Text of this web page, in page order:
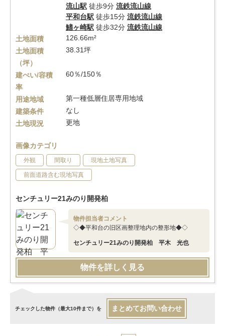
流山駅 徒歩9分 流鉄流山線
平和台駅 徒歩15分 流鉄流山線
鰭ヶ崎駅 徒歩32分 流鉄流山線
土地面積
126.66m²
土地面積
（坪）
38.31坪
建ぺい/容積
率
60％/150％
用途地域
第一種低層住居専用地域
建築条件
なし
土地現況
更地
画像カテゴリ
外観 間取り 現地土地写真
前面道路含む現地写真
センチュリー21みのり開発柏
物件担当者コメント
◇◆平和台の旧区画整理地内の整形地◆◇
センチュリー21みのり開発柏 平木 光也
物件を詳しく見る
チェックした物件（最大10件まで）を まとめてお問い合わせ